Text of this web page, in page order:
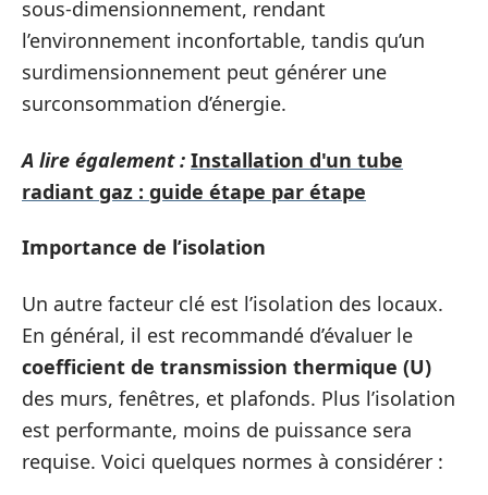
sous-dimensionnement, rendant
l’environnement inconfortable, tandis qu’un
surdimensionnement peut générer une
surconsommation d’énergie.
A lire également : Installation d'un tube
radiant gaz : guide étape par étape
Importance de l’isolation
Un autre facteur clé est l’isolation des locaux.
En général, il est recommandé d’évaluer le
coefficient de transmission thermique (U)
des murs, fenêtres, et plafonds. Plus l’isolation
est performante, moins de puissance sera
requise. Voici quelques normes à considérer :